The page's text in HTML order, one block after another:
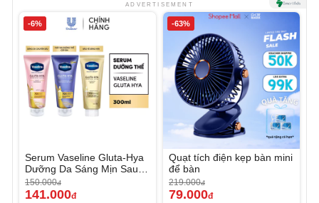
ADVERTISEMENT
-6%
Serum Vaseline Gluta-Hya
Dưỡng Da Sáng Mịn Sau 7
Ngày
150.000đ
141.000đ
-63%
Quạt tích điện kẹp bàn mini
để bàn
219.000đ
79.000đ